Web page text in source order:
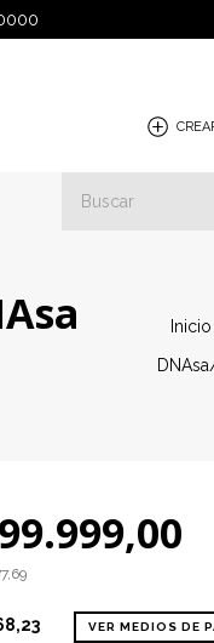
Inicio
VER MEDIOS DE